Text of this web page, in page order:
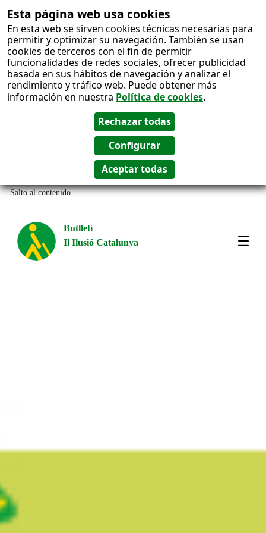
Esta página web usa cookies
En esta web se sirven cookies técnicas necesarias para
permitir y optimizar su navegación. También se usan
cookies de terceros con el fin de permitir
funcionalidades de redes sociales, ofrecer publicidad
basada en sus hábitos de navegación y analizar el
rendimiento y tráfico web. Puede obtener más
información en nuestra Política de cookies.
Salto al contenido
Butlletí
Il Ilusió Catalunya